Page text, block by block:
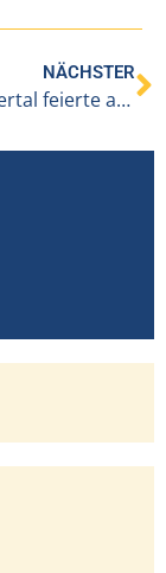
NÄCHSTER
Haus Klostertal feierte am 6.9. 10-Jahres-Jubiläum